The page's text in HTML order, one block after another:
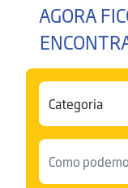
AGORA